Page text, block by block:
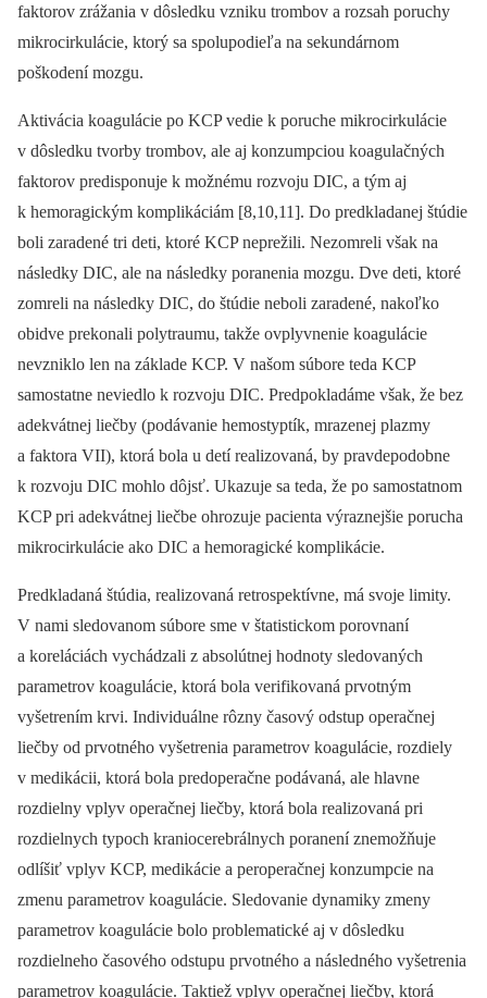
faktorov zrážania v dôsledku vzniku trombov a rozsah poruchy
mikrocirkulácie, ktorý sa spolupodieľa na sekundárnom
poškodení mozgu.
Aktivácia koagulácie po KCP vedie k poruche mikrocirkulácie
v dôsledku tvorby trombov, ale aj konzumpciou koagulačných
faktorov predisponuje k možnému rozvoju DIC, a tým aj
k hemoragickým komplikáciám [8,10,11]. Do predkladanej štúdie
boli zaradené tri deti, ktoré KCP neprežili. Nezomreli však na
následky DIC, ale na následky poranenia mozgu. Dve deti, ktoré
zomreli na následky DIC, do štúdie neboli zaradené, nakoľko
obidve prekonali polytraumu, takže ovplyvnenie koagulácie
nevzniklo len na základe KCP. V našom súbore teda KCP
samostatne neviedlo k rozvoju DIC. Predpokladáme však, že bez
adekvátnej liečby (podávanie hemostyptík, mrazenej plazmy
a faktora VII), ktorá bola u detí realizovaná, by pravdepodobne
k rozvoju DIC mohlo dôjsť. Ukazuje sa teda, že po samostatnom
KCP pri adekvátnej liečbe ohrozuje pacienta výraznejšie porucha
mikrocirkulácie ako DIC a hemoragické komplikácie.
Predkladaná štúdia, realizovaná retrospektívne, má svoje limity.
V nami sledovanom súbore sme v štatistickom porovnaní
a koreláciách vychádzali z absolútnej hodnoty sledovaných
parametrov koagulácie, ktorá bola verifikovaná prvotným
vyšetrením krvi. Individuálne rôzny časový odstup operačnej
liečby od prvotného vyšetrenia parametrov koagulácie, rozdiely
v medikácii, ktorá bola pred­operačne podávaná, ale hlavne
rozdielny vplyv operačnej liečby, ktorá bola realizovaná pri
rozdielnych typoch kraniocerebrálnych poranení znemožňuje
odlíšiť vplyv KCP, medikácie a peroperačnej konzumpcie na
zmenu parametrov koagulácie. Sledovanie dynamiky zmeny
parametrov koagulácie bolo problematické aj v dôsledku
rozdielneho časového odstupu prvotného a následného vyšetrenia
parametrov koa­gulácie. Taktiež vplyv operačnej liečby, ktorá